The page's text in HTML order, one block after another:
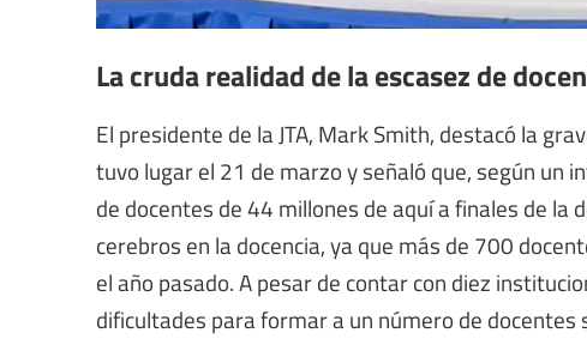
La cruda realidad de la escasez de
El presidente de la JTA, Mark Smith, destacó la
tuvo lugar el 21 de marzo y señaló que, según un
de docentes de 44 millones de aquí a finales de la
cerebros en la docencia, ya que más de 700
el año pasado. A pesar de contar con diez
dificultades para formar a un número de